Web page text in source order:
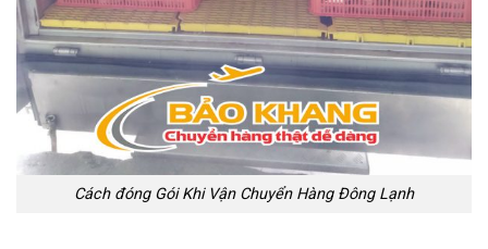
Cách đóng Gói Khi Vận Chuyển Hàng Đông Lạnh